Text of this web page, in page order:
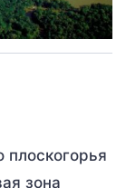
плоскогорья
зона